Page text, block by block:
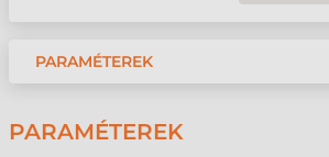
PARAMÉTEREK
PARAMÉTEREK